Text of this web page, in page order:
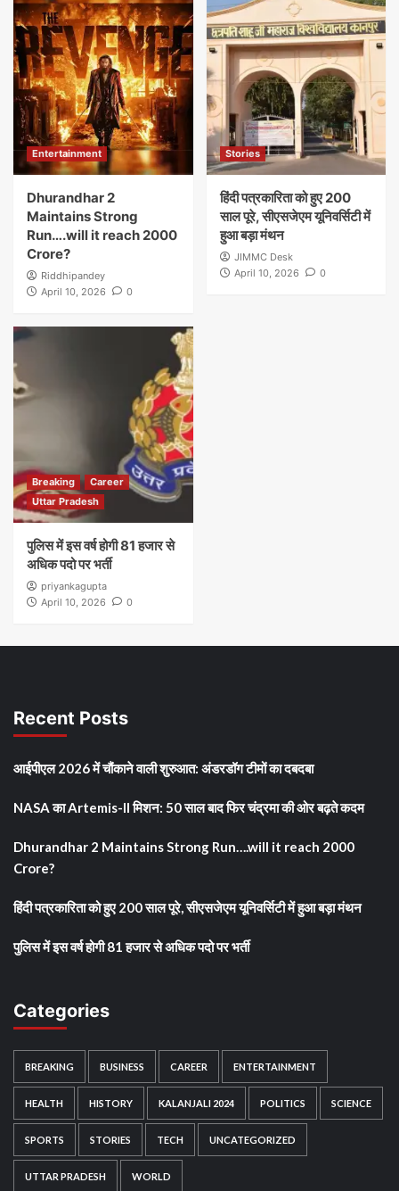
Entertainment
Dhurandhar 2
Maintains Strong
Run….will it reach 2000
Crore?
Riddhipandey
April 10, 2026
0
Stories
हिंदी पत्रकारिता को हुए 200
साल पूरे, सीएसजेएम यूनिवर्सिटी में
हुआ बड़ा मंथन
JIMMC Desk
April 10, 2026
0
Breaking
Career
Uttar Pradesh
पुलिस में इस वर्ष होगी 81 हजार से
अधिक पदो पर भर्ती
priyankagupta
April 10, 2026
0
Recent Posts
आईपीएल 2026 में चौंकाने वाली शुरुआत: अंडरडॉग टीमों का दबदबा
NASA का Artemis-II मिशन: 50 साल बाद फिर चंद्रमा की ओर बढ़ते कदम
Dhurandhar 2 Maintains Strong Run….will it reach 2000
Crore?
हिंदी पत्रकारिता को हुए 200 साल पूरे, सीएसजेएम यूनिवर्सिटी में हुआ बड़ा मंथन
पुलिस में इस वर्ष होगी 81 हजार से अधिक पदो पर भर्ती
Categories
BREAKING BUSINESS CAREER ENTERTAINMENT
HEALTH HISTORY KALANJALI 2024 POLITICS SCIENCE
SPORTS STORIES TECH UNCATEGORIZED
UTTAR PRADESH WORLD